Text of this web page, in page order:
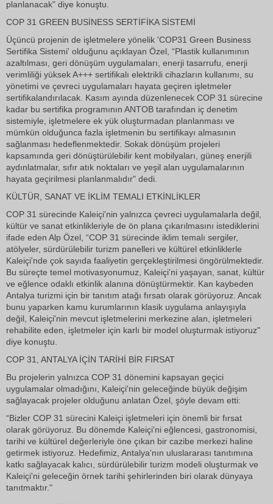
planlanacak" diye konuştu.
COP 31 GREEN BUSİNESS SERTİFİKA SİSTEMİ
Üçüncü projenin de işletmelere yönelik 'COP31 Green Business
Sertifika Sistemi' olduğunu açıklayan Özel, “Plastik kullanımının
azaltılması, geri dönüşüm uygulamaları, enerji tasarrufu, enerji
verimliliği yüksek A+++ sertifikalı elektrikli cihazların kullanımı, su
yönetimi ve çevreci uygulamaları hayata geçiren işletmeler
sertifikalandırılacak. Kasım ayında düzenlenecek COP 31 sürecine
kadar bu sertifika programının ANTOB tarafından iç denetim
sistemiyle, işletmelere ek yük oluşturmadan planlanması ve
mümkün olduğunca fazla işletmenin bu sertifikayı almasının
sağlanması hedeflenmektedir. Sokak dönüşüm projeleri
kapsamında geri dönüştürülebilir kent mobilyaları, güneş enerjili
aydınlatmalar, sıfır atık noktaları ve yeşil alan uygulamalarının
hayata geçirilmesi planlanmalıdır" dedi.
KÜLTÜR, SANAT VE İKLİM TEMALI ETKİNLİKLER
COP 31 sürecinde Kaleiçi'nin yalnızca çevreci uygulamalarla değil,
kültür ve sanat etkinlikleriyle de ön plana çıkarılmasını istediklerini
ifade eden Alp Özel, “COP 31 sürecinde iklim temalı sergiler,
atölyeler, sürdürülebilir turizm panelleri ve kültürel etkinliklerle
Kaleiçi'nde çok sayıda faaliyetin gerçekleştirilmesi öngörülmektedir.
Bu süreçte temel motivasyonumuz, Kaleiçi'ni yaşayan, sanat, kültür
ve eğlence odaklı etkinlik alanına dönüştürmektir. Kan kaybeden
Antalya turizmi için bir tanıtım atağı fırsatı olarak görüyoruz. Ancak
bunu yaparken kamu kurumlarının klasik uygulama anlayışıyla
değil, Kaleiçi'nin mevcut işletmelerini merkezine alan, işletmeleri
rehabilite eden, işletmeler için karlı bir model oluşturmak istiyoruz"
diye konuştu.
COP 31, ANTALYA İÇİN TARİHİ BİR FIRSAT
Bu projelerin yalnızca COP 31 dönemini kapsayan geçici
uygulamalar olmadığını, Kaleiçi'nin geleceğinde büyük değişim
sağlayacak projeler olduğunu anlatan Özel, şöyle devam etti:
“Bizler COP 31 sürecini Kaleiçi işletmeleri için önemli bir fırsat
olarak görüyoruz. Bu dönemde Kaleiçi'ni eğlencesi, gastronomisi,
tarihi ve kültürel değerleriyle öne çıkan bir cazibe merkezi haline
getirmek istiyoruz. Hedefimiz, Antalya'nın uluslararası tanıtımına
katkı sağlayacak kalıcı, sürdürülebilir turizm modeli oluşturmak ve
Kaleiçi'ni geleceğin örnek tarihi şehirlerinden biri olarak dünyaya
tanıtmaktır."